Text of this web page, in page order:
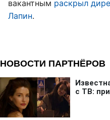
вакантным раскрыл
Лапин.